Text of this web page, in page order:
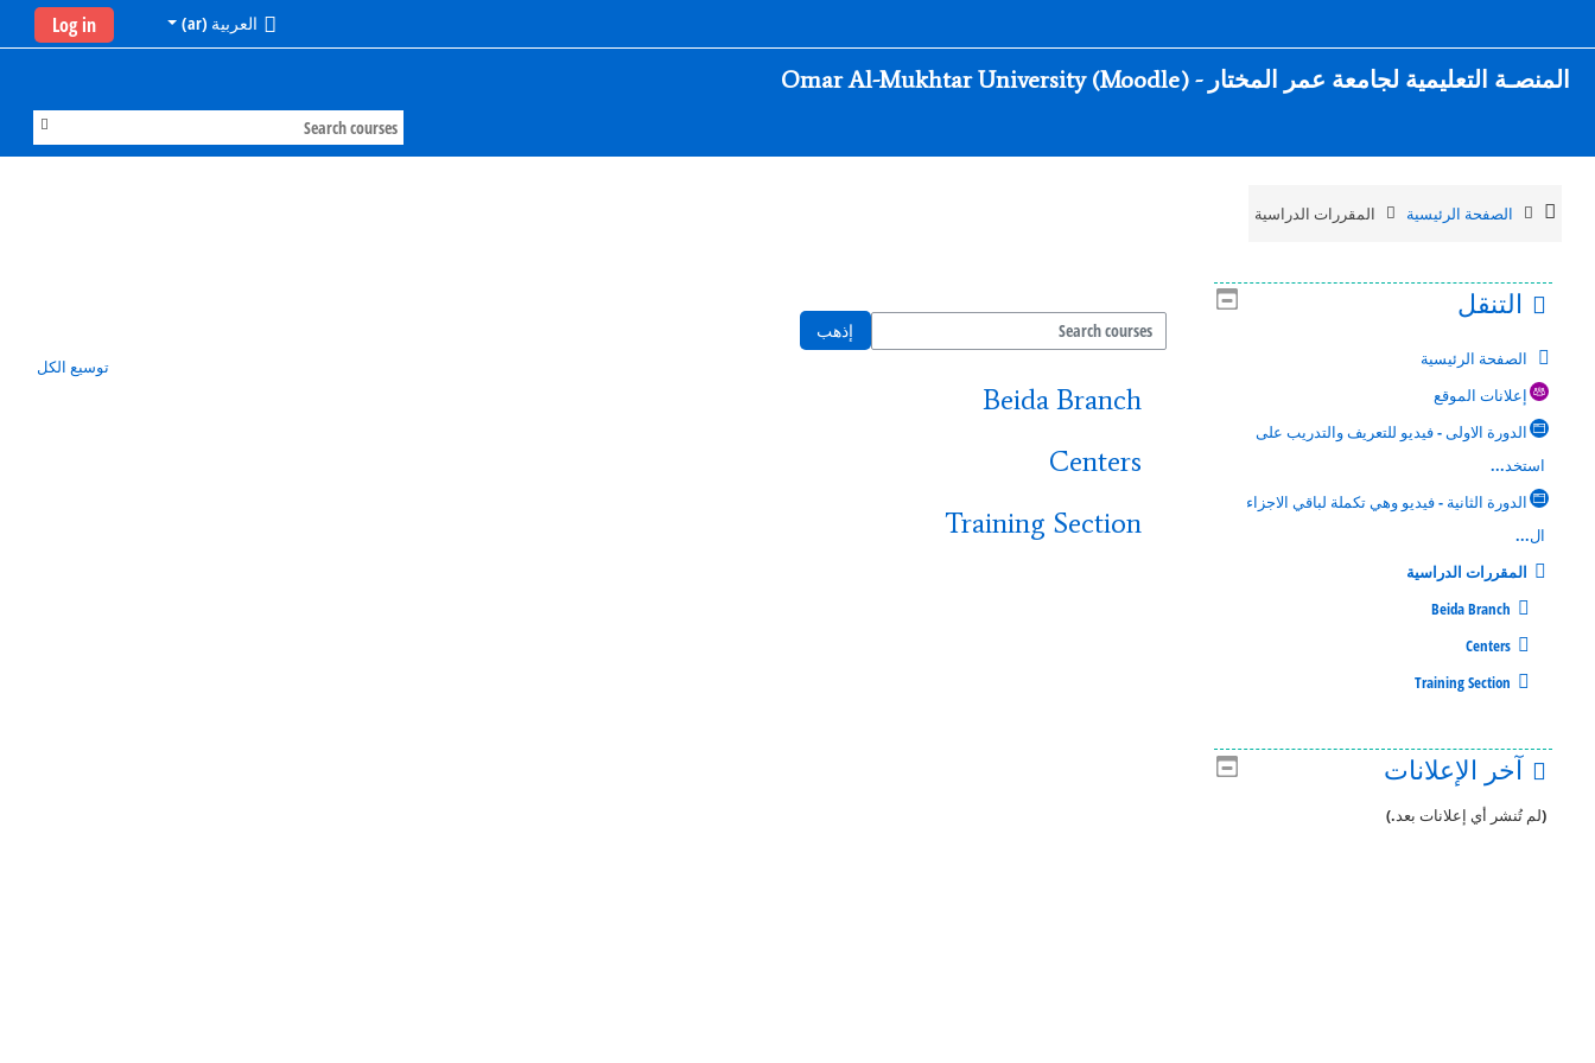
العربية ‎(ar)‎ Log in
المنصـة التعليمية لجامعة عمر المختار- Omar Al-Mukhtar University (Moodle)
الصفحة الرئيسية المقررات الدراسية
Search courses إذهب
توسيع الكل
Beida Branch
Centers
Training Section
التنقل
الصفحة الرئيسية
إعلانات الموقع
الدورة الاولى - فيديو للتعريف والتدريب على
استخد...
الدورة الثانية - فيديو وهي تكملة لباقي الاجزاء
ال...
المقررات الدراسية
Beida Branch
Centers
Training Section
آخر الإعلانات
(لم تُنشر أي إعلانات بعد.)